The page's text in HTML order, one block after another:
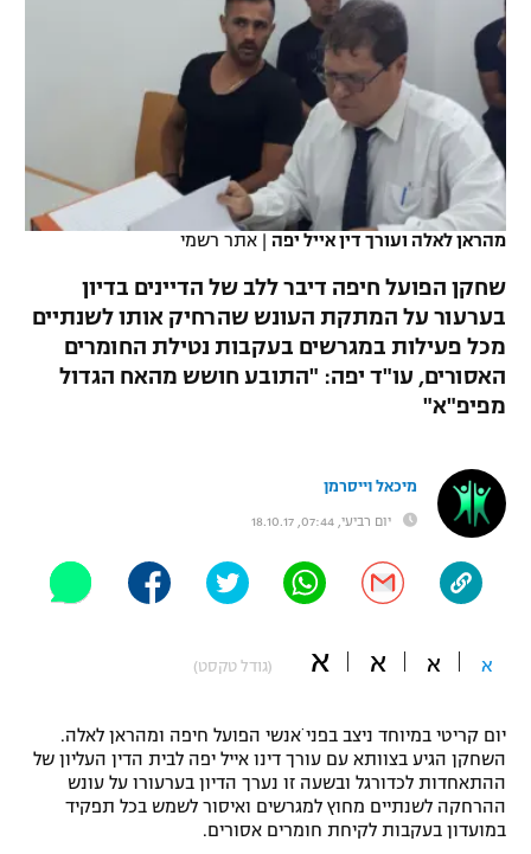
VOD
רץ ברשת
תוצאות
לוח שידורים
ברחבה
"מעל הליגה" – פודקאסט
"מחצית בשכונה" – פודקאסט
משתתפים וזוכים בפרסים
תקנון משתתפים וזוכים בפרסים
תקנון עבור פעילות אלקטרה
תקנון עבור פעילות ספורט 1 – "מרלן"
טניס
גיימינג E-Sports
נבחרת ישראל
מכבי חיפה
בית"ר ירושלים
מכבי תל אביב
הפועל חיפה
הפועל באר שבע
בני יהודה
ליגה גרמנית
ליגה ספרדית
ליגה איטלקית
ליגה צרפתית
ליגה הולנדית
ליגה טורקית
ליגה סינית
ליגה ברזילאית
ליגות נוספות
כדורסל נשים
מכבי תל אביב
הפועל חולון
הפועל ירושלים
יורוליג
יורוקאפ
ענפים נוספים
טניס
כדוריד
כדורעף
שחייה
ג'ודו
אגרוף
UFC
היאבקות WWE
אופניים
ספורט מוטורי
פוטבול אמריקאי NFL
בייסבול MLB
מהראן לאלה ועורך דין אייל יפה | אתר רשמי
שחקן הפועל חיפה דיבר ללב של הדיינים בדיון
בערעור על המתקת העונש שהרחיק אותו לשנתיים
מכל פעילות במגרשים בעקבות נטילת החומרים
האסורים, עו"ד יפה: "התובע חושש מהאח הגדול
מפיפ"א"
מיכאל וייסרמן
יום רביעי, 07:44, 18.10.17
א א א א (גודל טקסט)
יום קריטי במיוחד ניצב בפני ׁאנשי הפועל חיפה ומהראן לאלה.
השחקן הגיע בצוותא עם עורך דינו אייל יפה לבית הדין העליון של
ההתאחדות לכדורגל ובשעה זו נערך הדיון בערעורו על עונש
ההרחקה לשנתיים מחוץ למגרשים ואיסור לשמש בכל תפקיד
במועדון בעקבות לקיחת חומרים אסורים.